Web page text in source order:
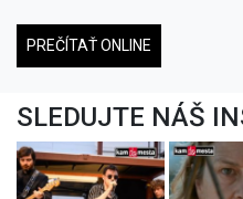
PREČÍTAŤ ONLINE
SLEDUJTE NÁŠ